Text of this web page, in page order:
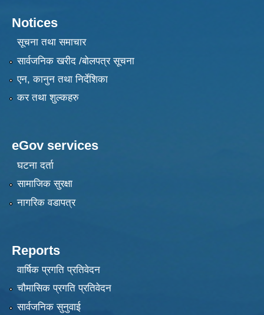
Notices
सूचना तथा समाचार
सार्वजनिक खरीद /बोलपत्र सूचना
एन, कानुन तथा निर्देशिका
कर तथा शुल्कहरु
eGov services
घटना दर्ता
सामाजिक सुरक्षा
नागरिक वडापत्र
Reports
वार्षिक प्रगति प्रतिवेदन
चौमासिक प्रगति प्रतिवेदन
सार्वजनिक सुनुवाई